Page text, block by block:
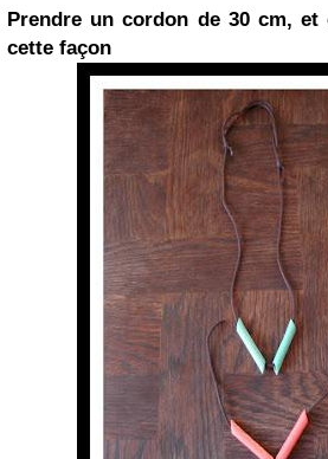
Prendre un cordon de 30 cm,
cette façon